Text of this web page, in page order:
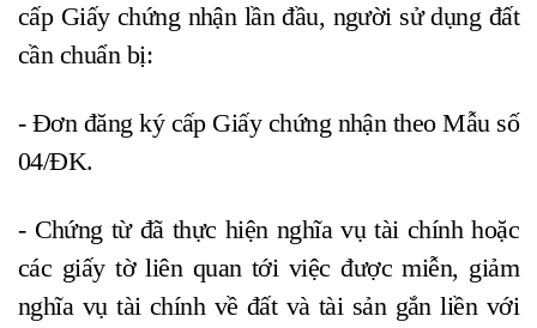
cấp Giấy chứng nhận lần đầu, người sử dụng đất
cần chuẩn bị:
- Đơn đăng ký cấp Giấy chứng nhận theo Mẫu số
04/ĐK.
- Chứng từ đã thực hiện nghĩa vụ tài chính hoặc
các giấy tờ liên quan tới việc được miễn, giảm
nghĩa vụ tài chính về đất và tài sản gắn liền với